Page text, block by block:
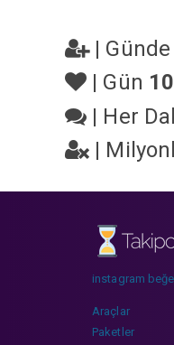
| Günde
| Gün 10
| Her
|
instagram
Araçlar
Paketler